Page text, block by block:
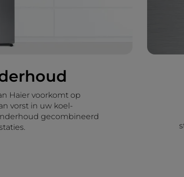
Haier voorkomt op
vorst in uw koel-
gecombineerd